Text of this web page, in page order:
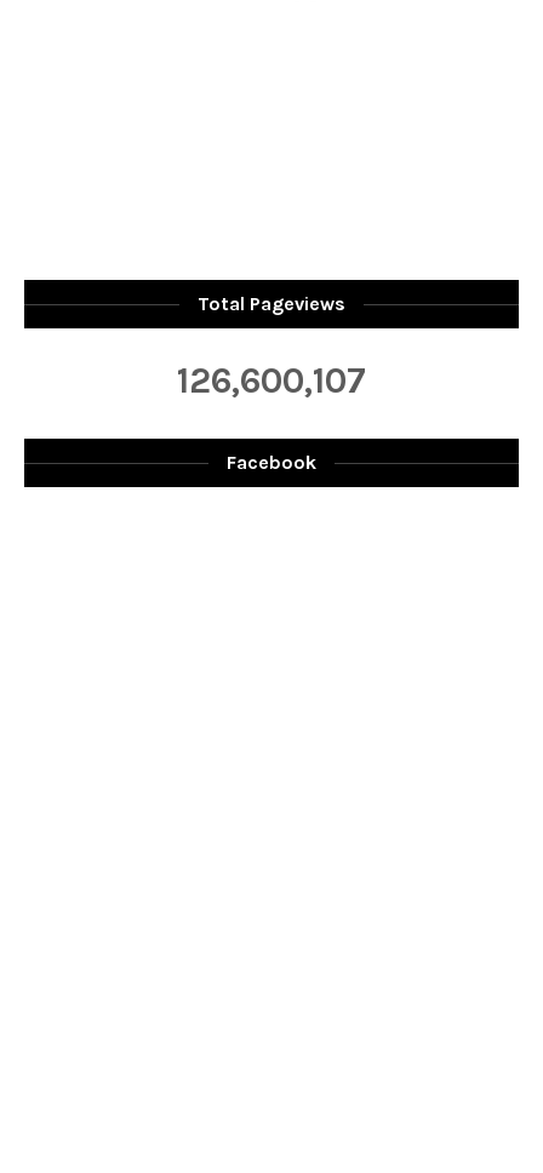
Total Pageviews
126,600,107
Facebook